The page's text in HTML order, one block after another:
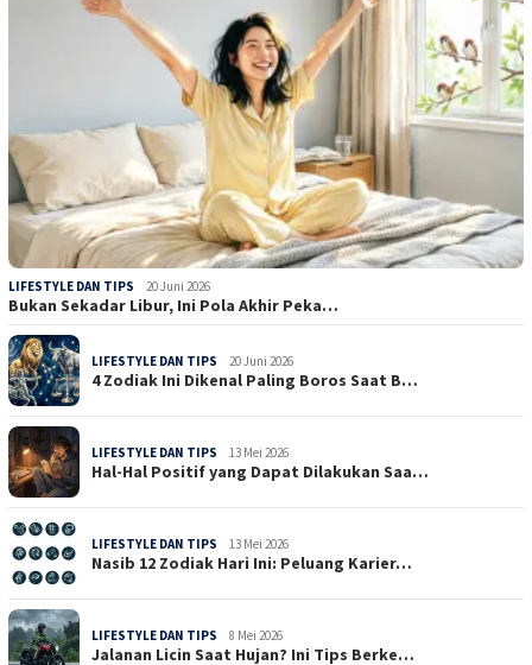
LIFESTYLE DAN TIPS 20 Juni 2026
Bukan Sekadar Libur, Ini Pola Akhir Peka…
LIFESTYLE DAN TIPS 20 Juni 2026
4 Zodiak Ini Dikenal Paling Boros Saat B…
LIFESTYLE DAN TIPS 13 Mei 2026
Hal-Hal Positif yang Dapat Dilakukan Saa…
LIFESTYLE DAN TIPS 13 Mei 2026
Nasib 12 Zodiak Hari Ini: Peluang Karier…
LIFESTYLE DAN TIPS 8 Mei 2026
Jalanan Licin Saat Hujan? Ini Tips Berke…